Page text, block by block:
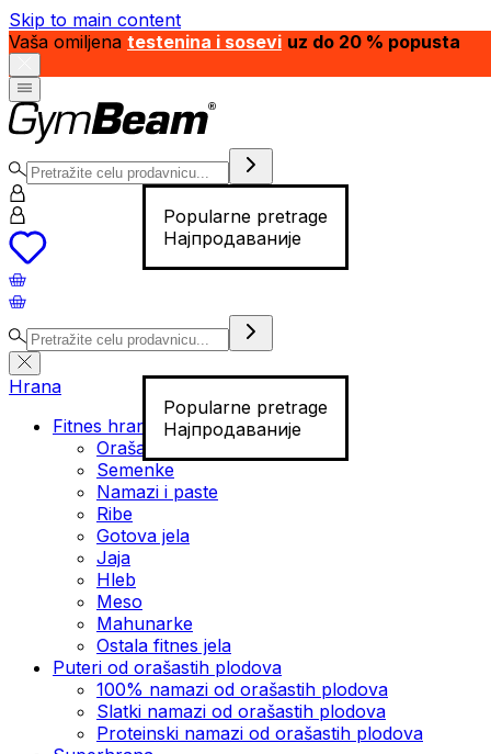
Skip to main content
Vaša omiljena testenina i sosevi uz do 20 % popusta
Popularne pretrage
Најпродаваније
Popularne pretrage
Најпродаваније
Hrana
Fitnes hrana
Orašasti plodovi
Semenke
Namazi i paste
Ribe
Gotova jela
Јаја
Hleb
Meso
Mahunarke
Ostala fitnes jela
Puteri od orašastih plodova
100% namazi od orašastih plodova
Slatki namazi od orašastih plodova
Proteinski namazi od orašastih plodova